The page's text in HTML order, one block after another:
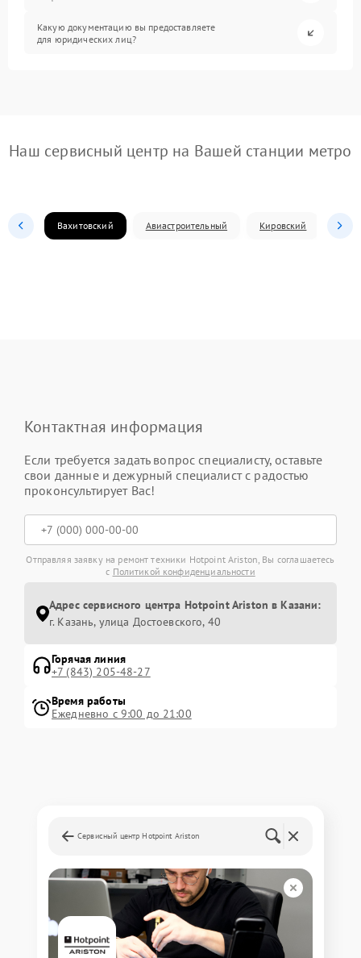
Какую документацию вы предоставляете
для юридических лиц?
Наш сервисный центр на Вашей станции метро
Вахитовский Авиастроительный Кировский
Контактная информация
Если требуется задать вопрос специалисту, оставьте
свои данные и дежурный специалист с радостью
проконсультирует Вас!
Отправляя заявку на ремонт техники Hotpoint Ariston, Вы соглашаетесь
с Политикой конфиденциальности
Адрес сервисного центра Hotpoint Ariston в Казани:
г. Казань, улица Достоевского, 40
Горячая линия
+7 (843) 205-48-27
Время работы
Ежедневно с 9:00 до 21:00
Сервисный центр Hotpoint Ariston